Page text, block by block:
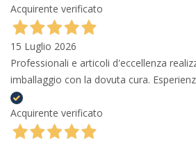
Acquirente verificato
15 Luglio 2026
Professionali e articoli d'eccellenza
imballaggio con la dovuta cura.
Acquirente verificato